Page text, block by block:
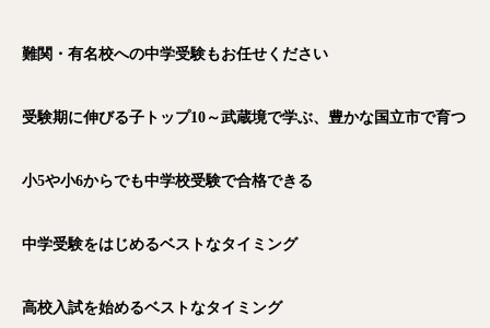
難関・有名校への中学受験もお任せください
受験期に伸びる子トップ10～武蔵境で学ぶ、豊かな国立市で育つ
小5や小6からでも中学校受験で合格できる
中学受験をはじめるベストなタイミング
高校入試を始めるベストなタイミング